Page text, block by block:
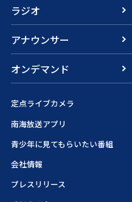
ラジオ
アナウンサー
オンデマンド
定点ライブカメラ
南海放送アプリ
青少年に見てもらいたい番組
会社情報
プレスリリース